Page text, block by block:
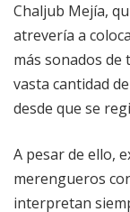
Chaljub Mejía,
atrevería a
más sonados
vasta cantidad
desde que se
A pesar de ello,
merengueros
interpretan